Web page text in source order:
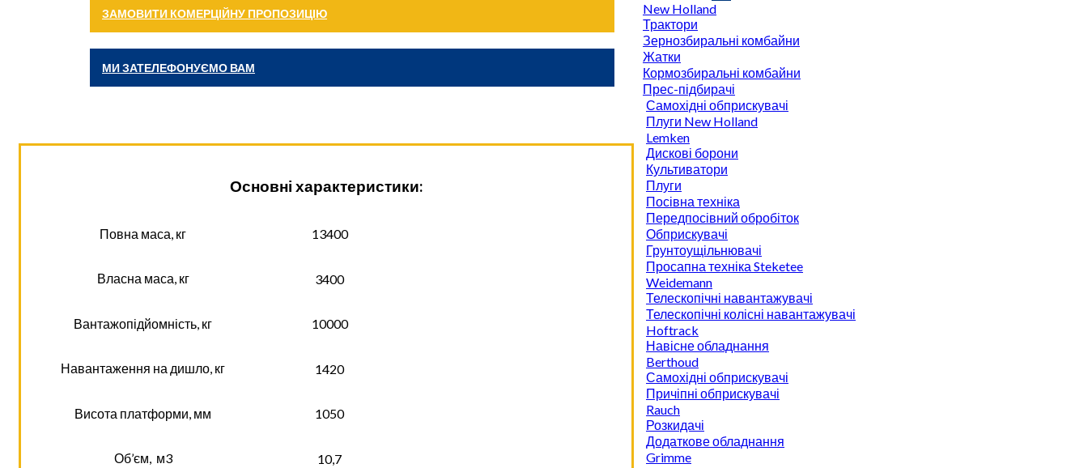
ЗАМОВИТИ КОМЕРЦІЙНУ ПРОПОЗИЦІЮ
МИ ЗАТЕЛЕФОНУЄМО ВАМ
Основні характеристики:
Повна маса, кг 13400
Власна маса, кг 3400
Вантажопідйомність, кг 10000
Навантаження на дишло, кг 1420
Висота платформи, мм 1050
Об’єм, м3 10,7
New Holland
Трактори
Зернозбиральні комбайни
Жатки
Кормозбиральні комбайни
Прес-підбирачі
Самохідні обприскувачі
Плуги New Holland
Lemken
Дискові борони
Культиватори
Плуги
Посівна техніка
Передпосівний обробіток
Обприскувачі
Грунтоущільнювачі
Просапна техніка Steketee
Weidemann
Телескопічні навантажувачі
Телескопічні колісні навантажувачі
Hoftrack
Навісне обладнання
Berthoud
Самохідні обприскувачі
Причіпні обприскувачі
Rauch
Розкидачі
Додаткове обладнання
Grimme